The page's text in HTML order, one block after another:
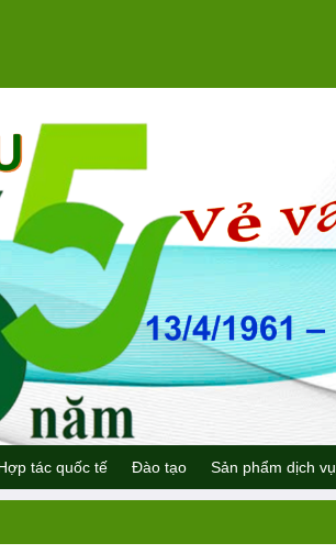
tác quốc tế Đào tạo Sản phẩm dịch vụ